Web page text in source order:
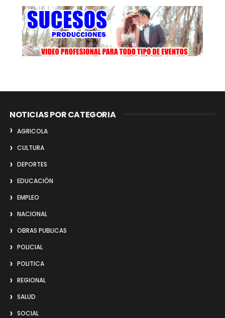
NOTICIAS POR CATEGORIA
AGRICOLA
CULTURA
DEPORTES
EDUCACIÓN
EMPLEO
NACIONAL
OBRAS PUBLICAS
POLICIAL
POLITICA
REGIONAL
SALUD
SOCIAL